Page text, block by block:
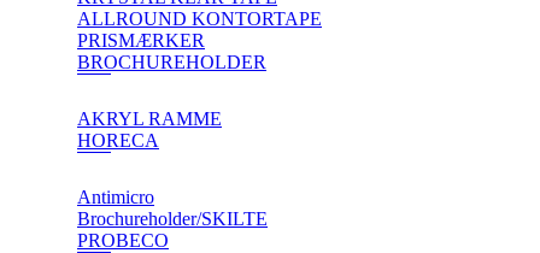
ALLROUND KONTORTAPE
PRISMÆRKER
BROCHUREHOLDER
AKRYL RAMME
HORECA
Antimicro
Brochureholder/SKILTE
PROBECO